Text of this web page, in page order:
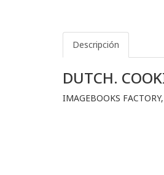
Descripción
DUTCH.
IMAGEBOOKS